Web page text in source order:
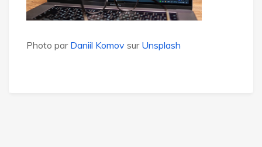
Photo par Daniil Komov sur Unsplash